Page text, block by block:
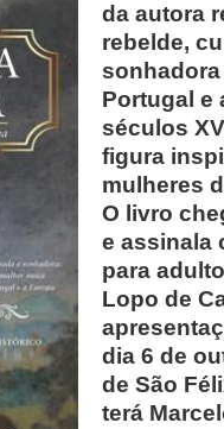
da autora
rebelde,
Portugal e
séculos
figura
mulheres
O livro
e assinala
para
Lopo de
dia 6 de
de São
terá